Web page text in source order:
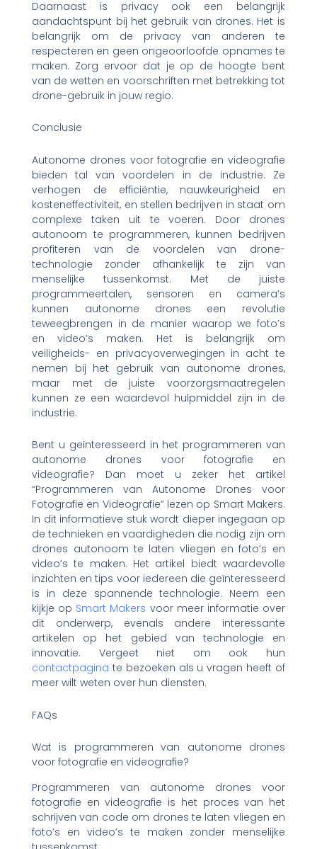
Daarnaast is privacy ook een belangrijk
aandachtspunt bij het gebruik van drones. Het is
belangrijk om de privacy van anderen te
respecteren en geen ongeoorloofde opnames te
maken. Zorg ervoor dat je op de hoogte bent
van de wetten en voorschriften met betrekking tot
drone-gebruik in jouw regio.
Conclusie
Autonome drones voor fotografie en videografie
bieden tal van voordelen in de industrie. Ze
verhogen de efficiëntie, nauwkeurigheid en
kosteneffectiviteit, en stellen bedrijven in staat om
complexe taken uit te voeren. Door drones
autonoom te programmeren, kunnen bedrijven
profiteren van de voordelen van drone-
technologie zonder afhankelijk te zijn van
menselijke tussenkomst. Met de juiste
programmeertalen, sensoren en camera’s
kunnen autonome drones een revolutie
teweegbrengen in de manier waarop we foto’s
en video’s maken. Het is belangrijk om
veiligheids- en privacyoverwegingen in acht te
nemen bij het gebruik van autonome drones,
maar met de juiste voorzorgsmaatregelen
kunnen ze een waardevol hulpmiddel zijn in de
industrie.
Bent u geïnteresseerd in het programmeren van
autonome drones voor fotografie en
videografie? Dan moet u zeker het artikel
“Programmeren van Autonome Drones voor
Fotografie en Videografie” lezen op Smart Makers.
In dit informatieve stuk wordt dieper ingegaan op
de technieken en vaardigheden die nodig zijn om
drones autonoom te laten vliegen en foto’s en
video’s te maken. Het artikel biedt waardevolle
inzichten en tips voor iedereen die geïnteresseerd
is in deze spannende technologie. Neem een
kijkje op Smart Makers voor meer informatie over
dit onderwerp, evenals andere interessante
artikelen op het gebied van technologie en
innovatie. Vergeet niet om ook hun
contactpagina te bezoeken als u vragen heeft of
meer wilt weten over hun diensten.
FAQs
Wat is programmeren van autonome drones
voor fotografie en videografie?
Programmeren van autonome drones voor
fotografie en videografie is het proces van het
schrijven van code om drones te laten vliegen en
foto’s en video’s te maken zonder menselijke